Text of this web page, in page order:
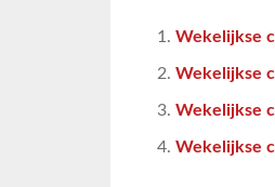
Wekelijkse
Wekelijkse
Wekelijkse
Wekelijkse